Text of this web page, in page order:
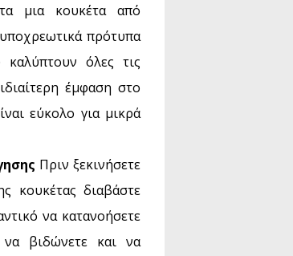
μια κουκέτα από
πρότυπα
καλύπτουν όλες τις
έμφαση στο
εύκολο για μικρά
Πριν ξεκινήσετε
κουκέτας διαβάστε
να κατανοήσετε
βιδώνετε και να